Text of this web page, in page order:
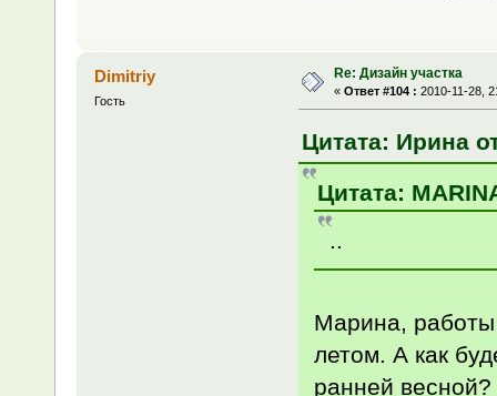
Dimitriy
Гость
Re: Дизайн участка
« Ответ #104 : 2010-11-28,
Цитата: Ирина
Цитата:
..
Марина,
летом. А как
ранней